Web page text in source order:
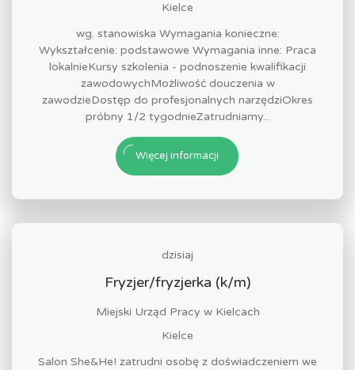
Kielce
wg. stanowiska Wymagania konieczne:
Wykształcenie: podstawowe Wymagania inne: Praca
lokalnieKursy szkolenia - podnoszenie kwalifikacji
zawodowychMożliwość douczenia w
zawodzieDostęp do profesjonalnych narzędziOkres
próbny 1/2 tygodnieZatrudniamy...
Więcej informacji
dzisiaj
Fryzjer/fryzjerka (k/m)
Miejski Urząd Pracy w Kielcach
Kielce
Salon She&He! zatrudni osobę z doświadczeniem we